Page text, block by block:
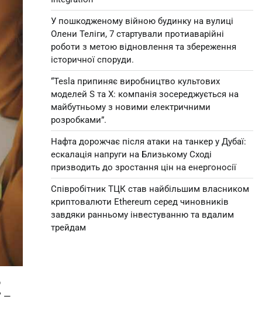
—
У пошкодженому війною будинку на вулиці
Олени Теліги, 7 стартували протиаварійні
роботи з метою відновлення та збереження
історичної споруди.
“Tesla припиняє виробництво культових
моделей S та X: компанія зосереджується на
майбутньому з новими електричними
розробками”.
Нафта дорожчає після атаки на танкер у Дубаї:
ескалація напруги на Близькому Сході
призводить до зростання цін на енергоносії
Співробітник ТЦК став найбільшим власником
криптовалюти Ethereum серед чиновників
завдяки ранньому інвестуванню та вдалим
трейдам